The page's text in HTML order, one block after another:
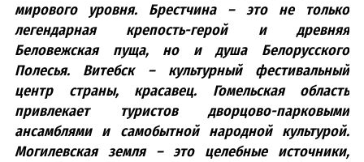
мирового уровня. Брестчина – это не только
легендарная крепость-герой и древняя
Беловежская пуща, но и душа Белорусского
Полесья. Витебск – культурный фестивальный
центр страны, красавец. Гомельская область
привлекает туристов дворцово-парковыми
ансамблями и самобытной народной культурой.
Могилевская земля – это целебные источники,